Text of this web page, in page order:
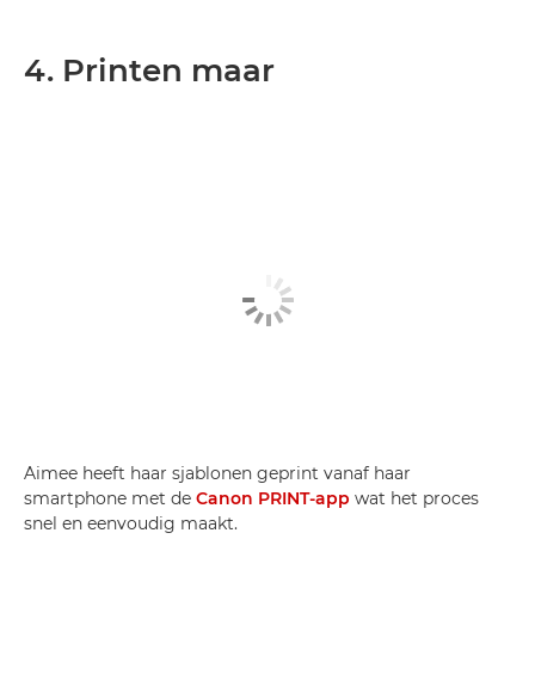
4. Printen maar
Aimee heeft haar sjablonen geprint vanaf haar
smartphone met de Canon PRINT-app wat het proces
snel en eenvoudig maakt.